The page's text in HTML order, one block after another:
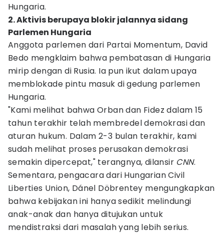
Hungaria.
2. Aktivis berupaya blokir jalannya sidang
Parlemen Hungaria
Anggota parlemen dari Partai Momentum, David
Bedo mengklaim bahwa pembatasan di Hungaria
mirip dengan di Rusia. Ia pun ikut dalam upaya
memblokade pintu masuk di gedung parlemen
Hungaria.
"Kami melihat bahwa Orban dan Fidez dalam 15
tahun terakhir telah membredel demokrasi dan
aturan hukum. Dalam 2-3 bulan terakhir, kami
sudah melihat proses perusakan demokrasi
semakin dipercepat," terangnya, dilansir CNN.
Sementara, pengacara dari Hungarian Civil
Liberties Union, Dánel Döbrentey mengungkapkan
bahwa kebijakan ini hanya sedikit melindungi
anak-anak dan hanya ditujukan untuk
mendistraksi dari masalah yang lebih serius.